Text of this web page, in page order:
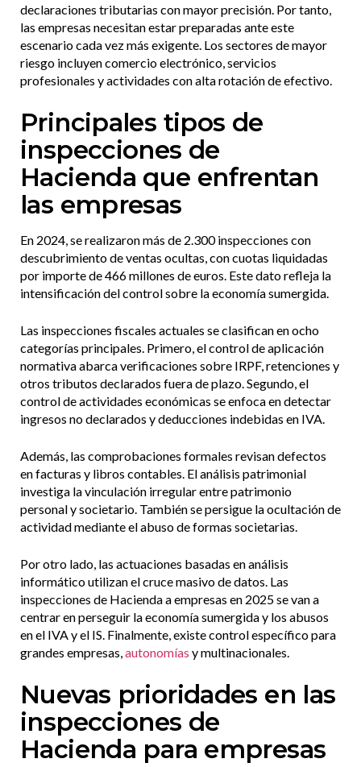
declaraciones tributarias con mayor precisión. Por tanto,
las empresas necesitan estar preparadas ante este
escenario cada vez más exigente. Los sectores de mayor
riesgo incluyen comercio electrónico, servicios
profesionales y actividades con alta rotación de efectivo.
Principales tipos de
inspecciones de
Hacienda que enfrentan
las empresas
En 2024, se realizaron más de 2.300 inspecciones con
descubrimiento de ventas ocultas, con cuotas liquidadas
por importe de 466 millones de euros. Este dato refleja la
intensificación del control sobre la economía sumergida.
Las inspecciones fiscales actuales se clasifican en ocho
categorías principales. Primero, el control de aplicación
normativa abarca verificaciones sobre IRPF, retenciones y
otros tributos declarados fuera de plazo. Segundo, el
control de actividades económicas se enfoca en detectar
ingresos no declarados y deducciones indebidas en IVA.
Además, las comprobaciones formales revisan defectos
en facturas y libros contables. El análisis patrimonial
investiga la vinculación irregular entre patrimonio
personal y societario. También se persigue la ocultación de
actividad mediante el abuso de formas societarias.
Por otro lado, las actuaciones basadas en análisis
informático utilizan el cruce masivo de datos. Las
inspecciones de Hacienda a empresas en 2025 se van a
centrar en perseguir la economía sumergida y los abusos
en el IVA y el IS. Finalmente, existe control específico para
grandes empresas,autonomías y multinacionales.
Nuevas prioridades en las
inspecciones de
Hacienda para empresas